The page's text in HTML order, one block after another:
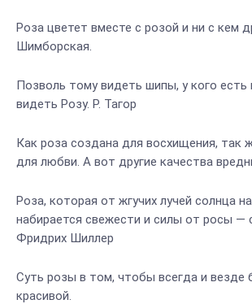
Роза цветет вместе с розой и ни с кем
Шимборская.
Позволь тому видеть шипы, у кого есть
видеть Розу. Р. Тагор
Как роза создана для восхищения, так
для любви. А вот другие качества
Роза, которая от жгучих лучей солнца
набирается свежести и силы от росы —
Фридрих Шиллер
Суть розы в том, чтобы всегда и везде
красивой.